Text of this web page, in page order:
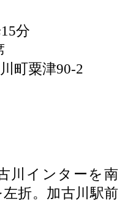
分
町粟津90-2
川インターを南
折。加古川駅前